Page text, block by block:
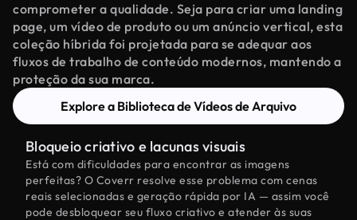
comprometer a qualidade. Seja para criar uma landing
page, um vídeo de produto ou um anúncio vertical, esta
coleção híbrida foi projetada para se adequar aos
fluxos de trabalho de conteúdo modernos, mantendo a
proteção da sua marca.
Explore a Biblioteca de Vídeos de Arquivo
Bloqueio criativo e lacunas visuais
Está com dificuldades para encontrar as imagens
perfeitas? O Coverr resolve esse problema com cenas
reais selecionadas e geração rápida por IA — assim você
pode desbloquear seu fluxo criativo e atender às suas